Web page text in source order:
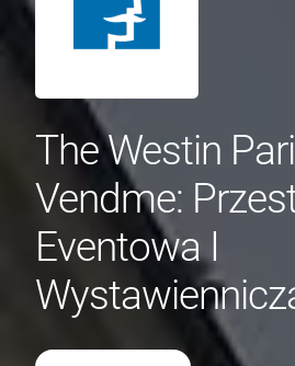
The Westin
Vendme:
Eventowa I